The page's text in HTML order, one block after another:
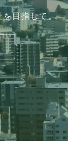
を目指して。